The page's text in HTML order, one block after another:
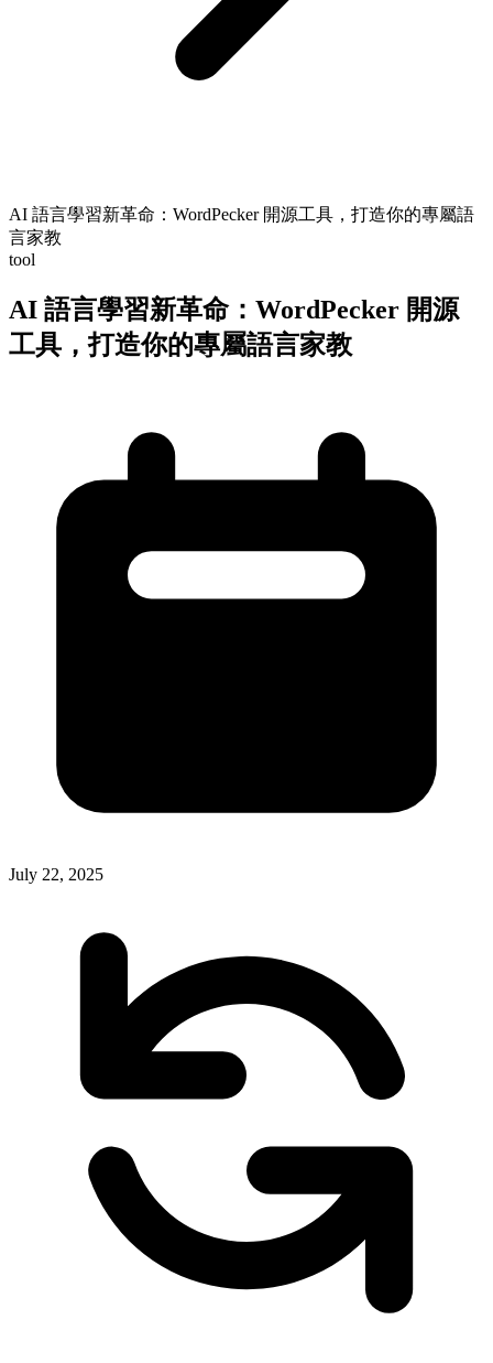
AI 語言學習新革命：WordPecker 開源工具，打造你的專屬語
言家教
tool
AI 語言學習新革命：WordPecker 開源
工具，打造你的專屬語言家教
July 22, 2025